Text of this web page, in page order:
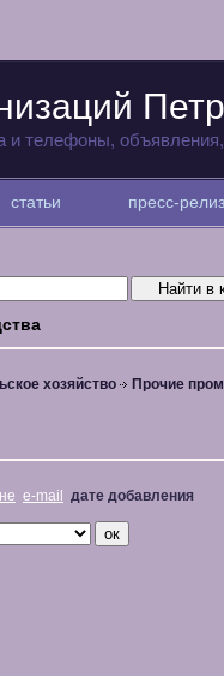
и телефоны,
статьи пресс-
хозяйство
Прочие
e-mail дате добавления